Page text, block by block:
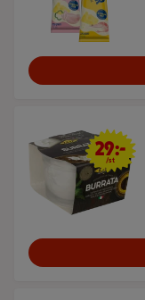
29 kr/st
29:-
/st